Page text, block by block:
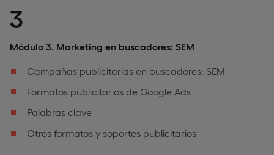
3
Módulo 3. Marketing en buscadores: SEM
Campañas publicitarias en buscadores: SEM
Formatos publicitarios de Google Ads
Palabras clave
Otros formatos y soportes publicitarios